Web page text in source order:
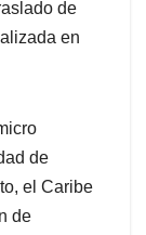
de
en
de
el Caribe
de